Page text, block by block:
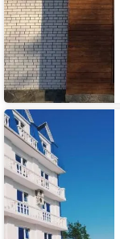
База
отдыха
Русалочка